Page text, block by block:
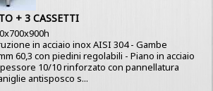
+ 3 CASSETTI
in acciaio inox AISI 304 - Gambe
60,3 con piedini regolabili - Piano in acciaio
10/10 rinforzato con pannellatura
antisposco s...